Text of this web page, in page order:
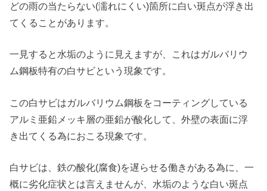
どの雨の当たらない(濡れにくい)箇所に白い斑点が浮き出
てくることがあります。
一見すると水垢のように見えますが、これはガルバリウ
ム鋼板特有の白サビという現象です。
この白サビはガルバリウム鋼板をコーティングしている
アルミ亜鉛メッキ層の亜鉛が酸化して、外壁の表面に浮
き出てくる為におこる現象です。
白サビは、鉄の酸化(腐食)を遅らせる働きがある為に、一
概に劣化症状とは言えませんが、水垢のような白い斑点